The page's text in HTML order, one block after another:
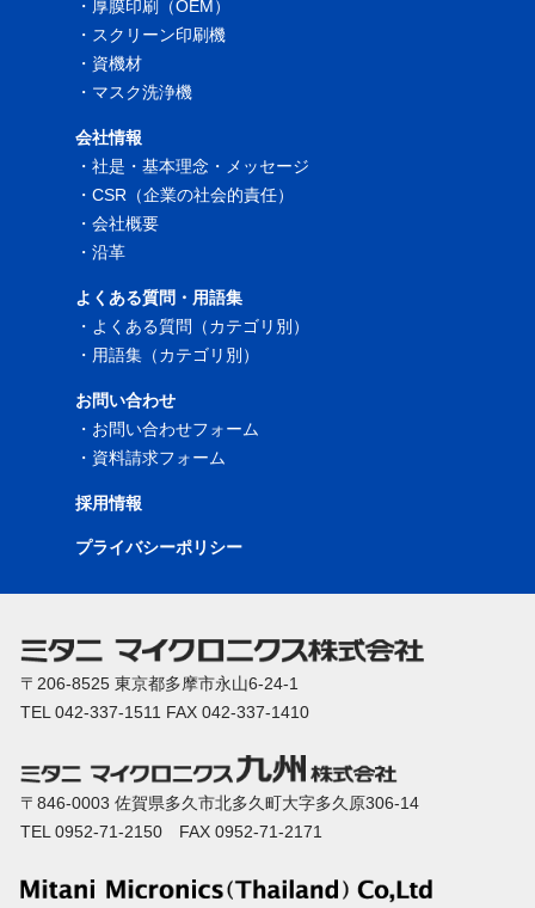
・ 厚膜印刷（OEM）
・ スクリーン印刷機
・ 資機材
・ マスク洗浄機
会社情報
・社是・基本理念・メッセージ
・CSR（企業の社会的責任）
・会社概要
・沿革
よくある質問・用語集
・ よくある質問（カテゴリ別）
・ 用語集（カテゴリ別）
お問い合わせ
・ お問い合わせフォーム
・ 資料請求フォーム
採用情報
プライバシーポリシー
〒206-8525 東京都多摩市永山6-24-1
TEL 042-337-1511 FAX 042-337-1410
〒846-0003 佐賀県多久市北多久町大字多久原306-14
TEL 0952-71-2150 FAX 0952-71-2171